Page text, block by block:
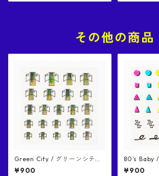
その他の商品
Green City / グリーンシティ
ネイルシール
¥900
80's Baby
イルシール
¥900